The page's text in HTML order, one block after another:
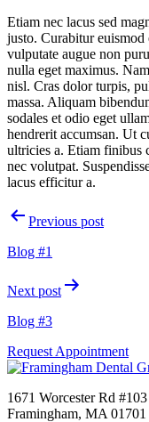
Etiam nec lacus sed
justo. Curabitur euismod
vulputate augue non
nulla eget maximus.
nisl. Cras dolor turpis,
massa. Aliquam
sodales et odio eget
hendrerit accumsan. Ut
ultricies a. Etiam finibus
nec volutpat.
lacus efficitur a.
PostPrevious post
Blog #1
Next post
Blog #3
Request Appointment
1671 Worcester Rd #103
Framingham, MA 01701